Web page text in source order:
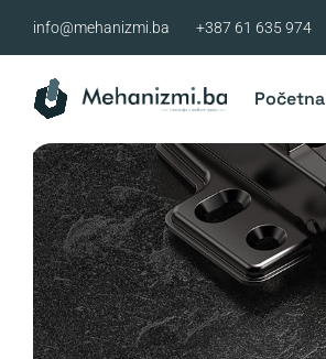
info@mehanizmi.ba +387 61 635 974
Početna